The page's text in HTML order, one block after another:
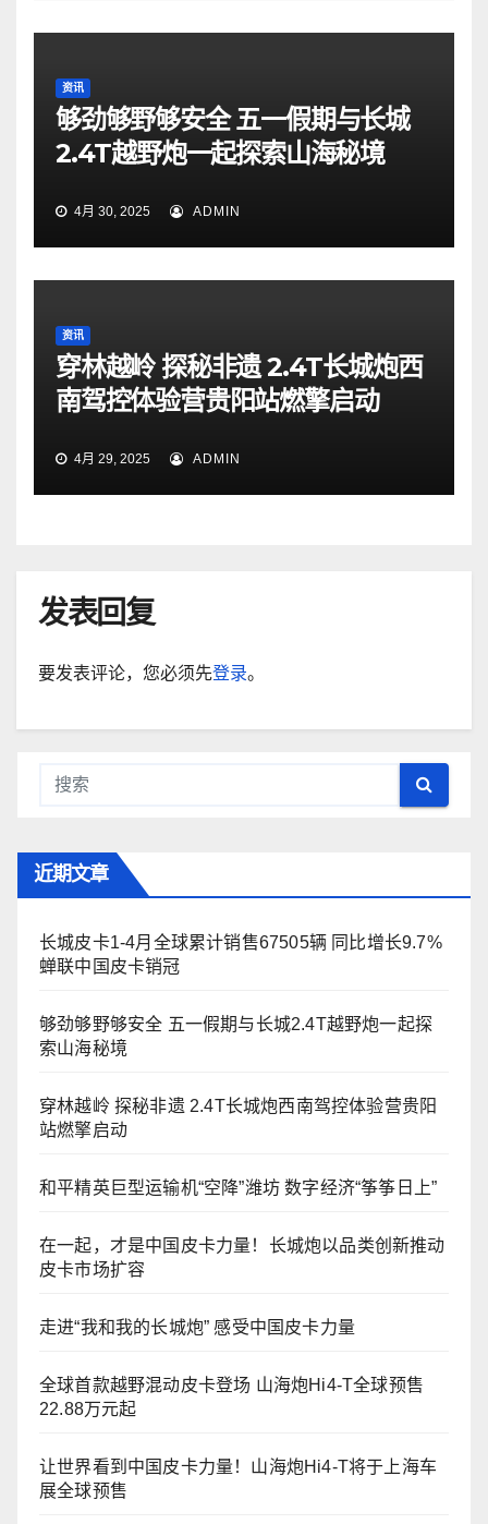
资讯
够劲够野够安全 五一假期与长城
2.4T越野炮一起探索山海秘境
4月 30, 2025 ADMIN
资讯
穿林越岭 探秘非遗 2.4T长城炮西
南驾控体验营贵阳站燃擎启动
4月 29, 2025 ADMIN
发表回复
要发表评论，您必须先登录。
近期文章
长城皮卡1-4月全球累计销售67505辆 同比增长9.7%
蝉联中国皮卡销冠
够劲够野够安全 五一假期与长城2.4T越野炮一起探
索山海秘境
穿林越岭 探秘非遗 2.4T长城炮西南驾控体验营贵阳
站燃擎启动
和平精英巨型运输机“空降”潍坊 数字经济“筝筝日上”
在一起，才是中国皮卡力量！长城炮以品类创新推动
皮卡市场扩容
走进“我和我的长城炮” 感受中国皮卡力量
全球首款越野混动皮卡登场 山海炮Hi4-T全球预售
22.88万元起
让世界看到中国皮卡力量！山海炮Hi4-T将于上海车
展全球预售